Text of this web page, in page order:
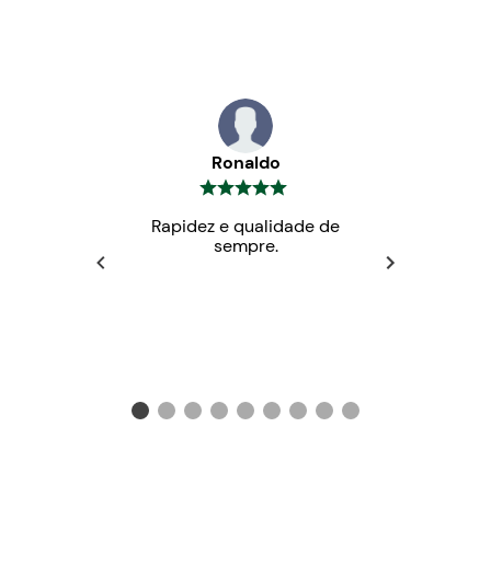
Ronaldo
Rapidez e qualidade de
sempre.